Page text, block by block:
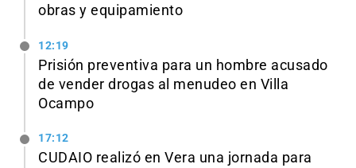
obras y equipamiento
12:19
Prisión preventiva para un hombre acusado
de vender drogas al menudeo en Villa
Ocampo
17:12
CUDAIO realizó en Vera una jornada para